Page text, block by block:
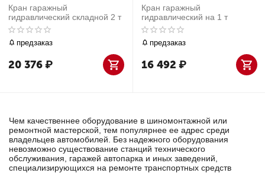
Чем качественнее оборудование в шиномонтажной или
ремонтной мастерской, тем популярнее ее адрес среди
владельцев автомобилей. Без надежного оборудования
невозможно существование станций технического
обслуживания, гаражей автопарка и иных заведений,
специализирующихся на ремонте транспортных средств
Кран гаражный
гидравлический складной 2 т
предзаказ
20 376₽
Кран гаражный
гидравлический на 1 т
предзаказ
16 492 ₽